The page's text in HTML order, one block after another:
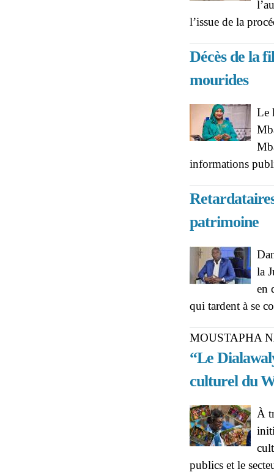
l’issue de la
Décès de la
mourides
Le
informations
patrimoine
la
en
qui tardent à se
MOUSTAPHA
“Le
culturel du
À
publics et le